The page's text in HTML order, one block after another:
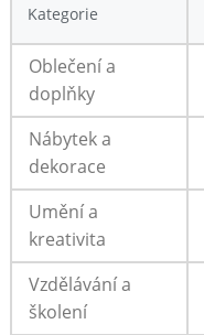
Kategorie
Oblečení a
doplňky
Nábytek a
dekorace
Umění a
kreativita
Vzdělávání a
školení